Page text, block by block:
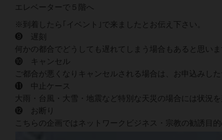
エレベーターで５階へ
※到着したら｢イベント｣で来ましたとお伝え下さい。
❾ 遅刻
何かの都合でどうしても遅れてしまう場合もあると思い
❿ キャンセル
ご都合が悪くなりキャンセルされる場合は、お申込みし
⓫ 中止ケース
大雨・台風・大雪・地震など特別な天災の場合には状況
⓬ お断り
こちらの企画ではネットワークビジネス・宗教の勧誘目